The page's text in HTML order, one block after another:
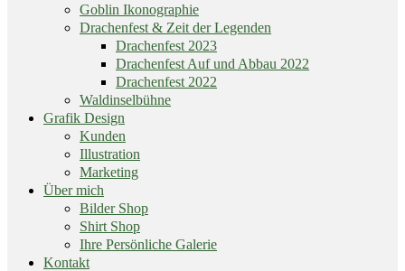
Goblin Ikonographie
Drachenfest & Zeit der Legenden
Drachenfest 2023
Drachenfest Auf und Abbau 2022
Drachenfest 2022
Waldinselbühne
Grafik Design
Kunden
Illustration
Marketing
Über mich
Bilder Shop
Shirt Shop
Ihre Persönliche Galerie
Kontakt